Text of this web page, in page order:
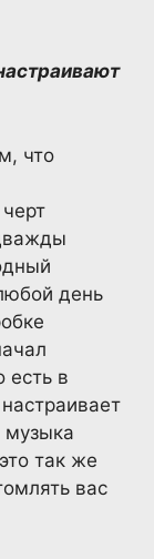
что
день
есть в
так же
вас